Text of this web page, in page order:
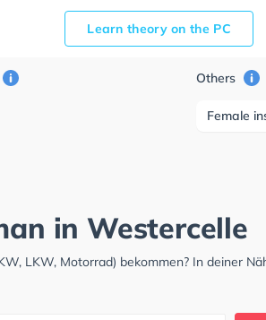
Learn theory on the PC
Others
Female
in Westercelle
LKW, Motorrad) bekommen? In deiner